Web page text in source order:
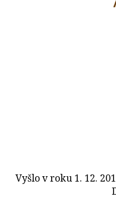
Vyšlo v roku 1. 12.